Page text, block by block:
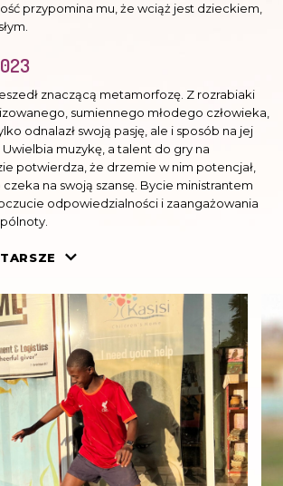
przypomina mu, że wciąż jest dzieckiem,
znaczącą metamorfozę. Z rozrabiaki
sumiennego młodego człowieka,
odnalazł swoją pasję, ale i sposób na jej
Uwielbia muzykę, a talent do gry na
potwierdza, że drzemie w nim potencjał,
na swoją szansę. Bycie ministrantem
odpowiedzialności i zaangażowania
Jego pasją jest piłka nożna. Chętnie
w warsztatach plastycznych. Służy
jako ministrant. Chodzi do piątej klasy. Jest
uczniów w szkole.
klasy. Jest bardzo dojrzały i
grać w piłkę, malować.